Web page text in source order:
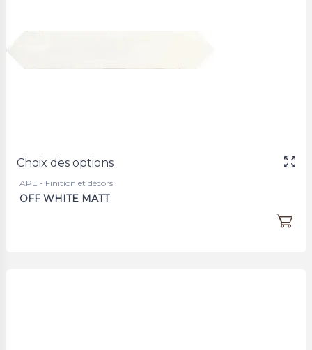
Choix des options
APE - Finition et décors
OFF WHITE MATT